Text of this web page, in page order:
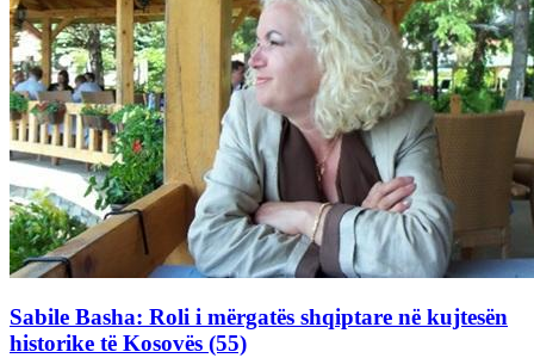
Sabile Basha: Roli i mërgatës shqiptare në kujtesën
historike të Kosovës (55)